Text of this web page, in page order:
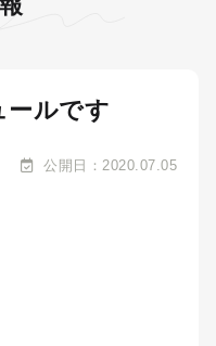
ールです
公開日：2020.07.05